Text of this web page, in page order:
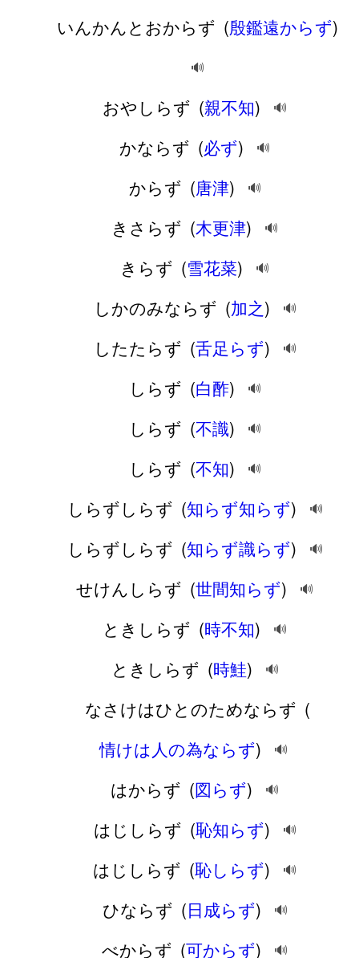
いんかんとおからず (殷鑑遠からず)
🔊
おやしらず (親不知) 🔊
かならず (必ず) 🔊
からず (唐津) 🔊
きさらず (木更津) 🔊
きらず (雪花菜) 🔊
しかのみならず (加之) 🔊
したたらず (舌足らず) 🔊
しらず (白酢) 🔊
しらず (不識) 🔊
しらず (不知) 🔊
しらずしらず (知らず知らず) 🔊
しらずしらず (知らず識らず) 🔊
せけんしらず (世間知らず) 🔊
ときしらず (時不知) 🔊
ときしらず (時鮭) 🔊
なさけはひとのためならず (
情けは人の為ならず) 🔊
はからず (図らず) 🔊
はじしらず (恥知らず) 🔊
はじしらず (恥しらず) 🔊
ひならず (日成らず) 🔊
べからず (可からず) 🔊